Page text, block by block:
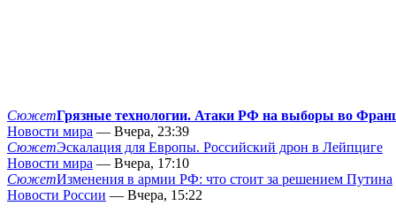
СюжетГрязные технологии. Атаки РФ на выборы во
Новости мира — Вчера, 23:39
СюжетЭскалация для Европы. Российский дрон в Лейпциге
Новости мира — Вчера, 17:10
СюжетИзменения в армии РФ: что стоит за решением Путина
Новости России — Вчера, 15:22